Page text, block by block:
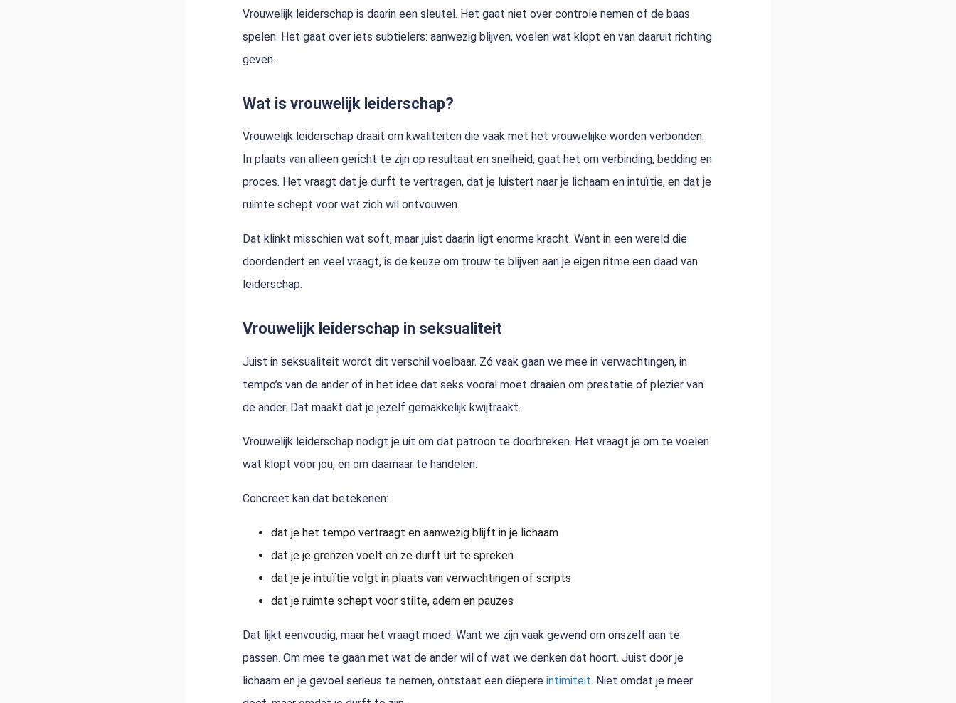
Vrouwelijk leiderschap is daarin een sleutel. Het gaat niet over controle nemen of de baas
spelen. Het gaat over iets subtielers: aanwezig blijven, voelen wat klopt en van daaruit richting
geven.
Wat is vrouwelijk leiderschap?
Vrouwelijk leiderschap draait om kwaliteiten die vaak met het vrouwelijke worden verbonden.
In plaats van alleen gericht te zijn op resultaat en snelheid, gaat het om verbinding, bedding en
proces. Het vraagt dat je durft te vertragen, dat je luistert naar je lichaam en intuïtie, en dat je
ruimte schept voor wat zich wil ontvouwen.
Dat klinkt misschien wat soft, maar juist daarin ligt enorme kracht. Want in een wereld die
doordendert en veel vraagt, is de keuze om trouw te blijven aan je eigen ritme een daad van
leiderschap.
Vrouwelijk leiderschap in seksualiteit
Juist in seksualiteit wordt dit verschil voelbaar. Zó vaak gaan we mee in verwachtingen, in
tempo’s van de ander of in het idee dat seks vooral moet draaien om prestatie of plezier van
de ander. Dat maakt dat je jezelf gemakkelijk kwijtraakt.
Vrouwelijk leiderschap nodigt je uit om dat patroon te doorbreken. Het vraagt je om te voelen
wat klopt voor jou, en om daarnaar te handelen.
Concreet kan dat betekenen:
dat je het tempo vertraagt en aanwezig blijft in je lichaam
dat je je grenzen voelt en ze durft uit te spreken
dat je je intuïtie volgt in plaats van verwachtingen of scripts
dat je ruimte schept voor stilte, adem en pauzes
Dat lijkt eenvoudig, maar het vraagt moed. Want we zijn vaak gewend om onszelf aan te
passen. Om mee te gaan met wat de ander wil of wat we denken dat hoort. Juist door je
lichaam en je gevoel serieus te nemen, ontstaat een diepere intimiteit. Niet omdat je meer